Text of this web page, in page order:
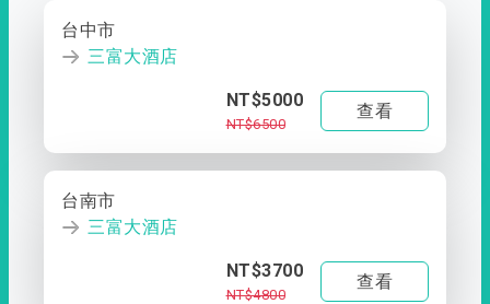
台中市
三富大酒店
NT$5000
NT$6500
查看
台南市
三富大酒店
NT$3700
NT$4800
查看